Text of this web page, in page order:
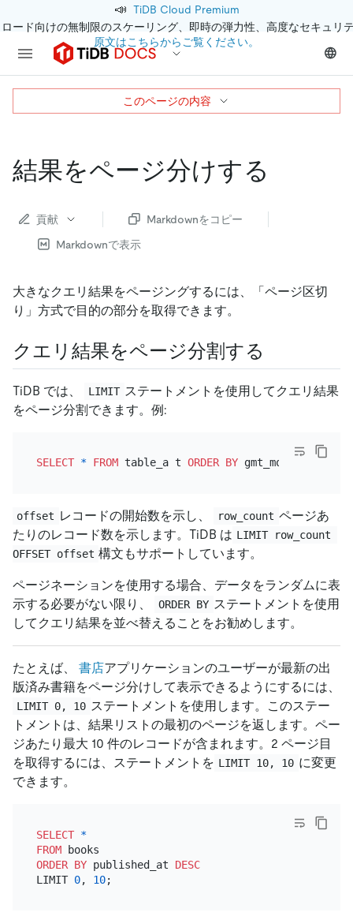
📣 TiDB Cloud Premium
ード向けの無制限のスケーリング、即時の弾力性、高度なセキュリ
原文はこちらからご覧ください。
結果をページ分けする
貢献
Markdownをコピー
Markdownで表示
大きなクエリ結果をページングするには、「ページ区切
り」方式で目的の部分を取得できます。
クエリ結果をページ分割する
TiDB では、 LIMIT ステートメントを使用してクエリ結果
をページ分割できます。例:
SELECT * FROM table_a t ORDER BY gmt_modified DESC
offset レコードの開始数を示し、 row_count ページあ
たりのレコード数を示します。TiDB は LIMIT row_count
OFFSET offset 構文もサポートしています。
ページネーションを使用する場合、データをランダムに表
示する必要がない限り、
ORDER BY ステートメントを使用
してクエリ結果を並べ替えることをお勧めします。
たとえば、 書店アプリケーションのユーザーが最新の出
版済み書籍をページ分けして表示できるようにするには、
LIMIT 0, 10 ステートメントを使用します。このステー
トメントは、結果リストの最初のページを返します。ペー
ジあたり最大 10 件のレコードが含まれます。2 ページ目
を取得するには、ステートメントを LIMIT 10, 10 に変更
できます。
SELECT *
FROM
ORDER BY published_at DESC
LIMIT 0, 10
このページの内容